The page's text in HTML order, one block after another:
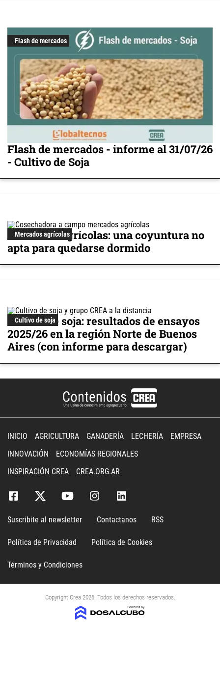
Flash de mercados
Flash de mercados - informe al 31/07/26
- Cultivo de Soja
Mercados agrícolas
Mercados agrícolas: una coyuntura no
apta para quedarse dormido
Cultivo de soja
Cultivo de soja: resultados de ensayos
2025/26 en la región Norte de Buenos
Aires (con informe para descargar)
INICIO AGRICULTURA GANADERÍA LECHERÍA
EMPRESA
INNOVACIÓN
ECONOMÍAS REGIONALES
INSPIRACIÓN CREA
CREA.ORG.AR
Suscribite al newsletter Contactanos RSS
Política de Privacidad Política de Cookies
Términos y Condiciones
Copyright Crea 2026. Todos los derechos reservados.